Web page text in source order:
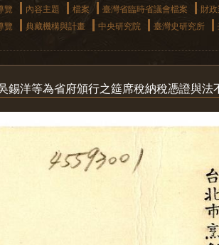
覽 內容主題 檔案 臺灣省臨時省議會檔案
財
覽 典藏機構與計畫 中央研究院 臺灣史研究所
錫洋等為省府頒行之筵席稅納稅憑證與法